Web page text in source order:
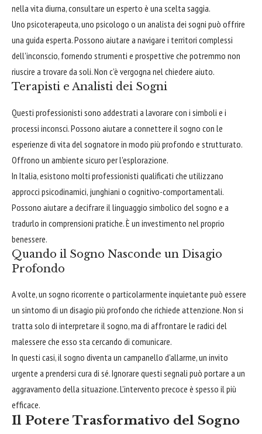
nella vita diurna, consultare un esperto è una scelta saggia.
Uno psicoterapeuta, uno psicologo o un analista dei sogni può offrire
una guida esperta. Possono aiutare a navigare i territori complessi
dell'inconscio, fornendo strumenti e prospettive che potremmo non
riuscire a trovare da soli. Non c'è vergogna nel chiedere aiuto.
Terapisti e Analisti dei Sogni
Questi professionisti sono addestrati a lavorare con i simboli e i
processi inconsci. Possono aiutare a connettere il sogno con le
esperienze di vita del sognatore in modo più profondo e strutturato.
Offrono un ambiente sicuro per l'esplorazione.
In Italia, esistono molti professionisti qualificati che utilizzano
approcci psicodinamici, junghiani o cognitivo-comportamentali.
Possono aiutare a decifrare il linguaggio simbolico del sogno e a
tradurlo in comprensioni pratiche. È un investimento nel proprio
benessere.
Quando il Sogno Nasconde un Disagio
Profondo
A volte, un sogno ricorrente o particolarmente inquietante può essere
un sintomo di un disagio più profondo che richiede attenzione. Non si
tratta solo di interpretare il sogno, ma di affrontare le radici del
malessere che esso sta cercando di comunicare.
In questi casi, il sogno diventa un campanello d'allarme, un invito
urgente a prendersi cura di sé. Ignorare questi segnali può portare a un
aggravamento della situazione. L'intervento precoce è spesso il più
efficace.
Il Potere Trasformativo del Sogno